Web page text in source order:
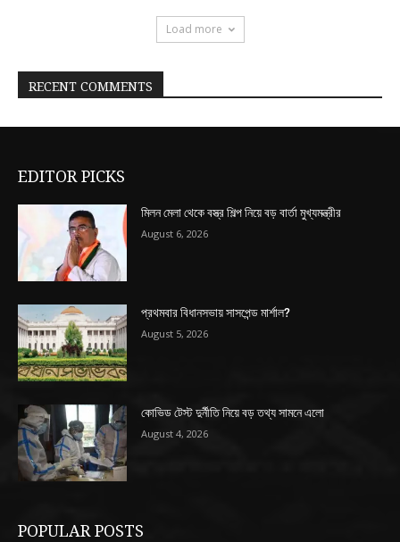
Load more
RECENT COMMENTS
EDITOR PICKS
মিলন মেলা থেকে বস্ত্র শিল্প নিয়ে বড় বার্তা মুখ্যমন্ত্রীর
August 6, 2026
প্রথমবার বিধানসভায় সাসপেন্ড মার্শাল?
August 5, 2026
কোভিড টেস্ট দুর্নীতি নিয়ে বড় তথ্য সামনে এলো
August 4, 2026
POPULAR POSTS